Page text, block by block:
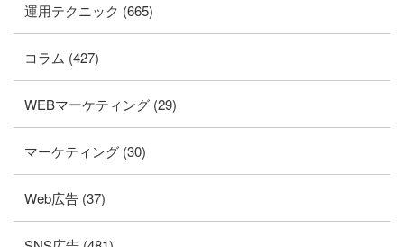
運用テクニック (665)
コラム (427)
WEBマーケティング (29)
マーケティング (30)
Web広告 (37)